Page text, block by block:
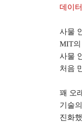
데이터
사물
MIT
사물
처음
꽤 오
기술
진화